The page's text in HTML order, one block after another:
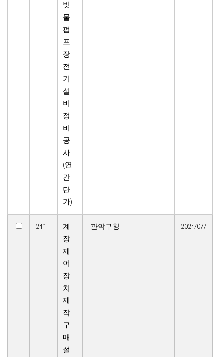
빗
물
펌
프
장
전
기
설
비
정
비
공
사
(연
간
단
가)
241
계
장
제
어
장
치
제
작
구
매
설
관악구청 2024/07/